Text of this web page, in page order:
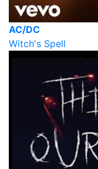
AC/DC
Witch's Spell